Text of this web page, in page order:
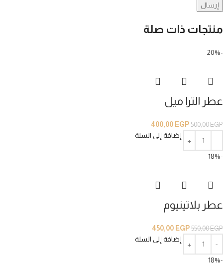
منتجات ذات صلة
-20%
عطر الترا ميل
500,00EGP
400,00 EGP
إضافة إلى السلة
-18%
عطر بلاتينيوم
550,00EGP
450,00 EGP
إضافة إلى السلة
-18%